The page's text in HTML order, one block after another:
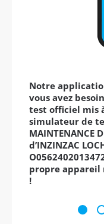
Notre
vous avez
test officiel mis
simulateur de
MAINTENANCE
d’INZINZAC
propre appareil
!